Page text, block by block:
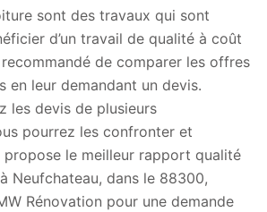
sont des travaux qui sont
d’un travail de qualité à coût
de comparer les offres
en leur demandant un devis.
les devis de plusieurs
pourrez les confronter et
le meilleur rapport qualité
Neufchateau, dans le 88300,
Rénovation pour une demande